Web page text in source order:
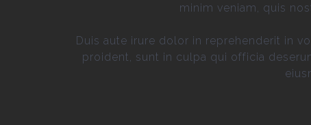
minim veniam, quis
Duis aute irure dolor in reprehenderit in
proident, sunt in culpa qui officia